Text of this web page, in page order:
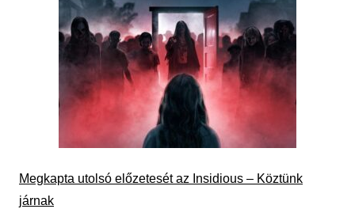
Megkapta utolsó előzetesét az Insidious – Köztünk
járnak